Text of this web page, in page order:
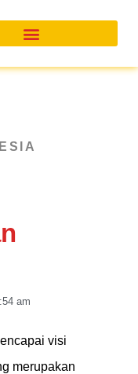
am
visi
merupakan